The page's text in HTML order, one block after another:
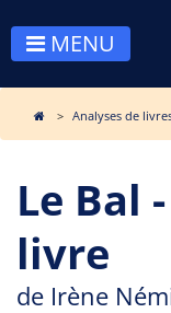
MENU
Analyses de
Le Bal
livre
de Irène